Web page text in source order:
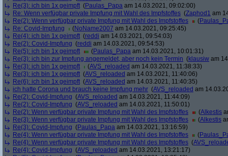
Re(3): ich bin 1x geimpft (Paulas_Papa am 14.03.2021, 09:02:00)
Re: Wenn verfügbar private Impfung mit Wahl des Impfstoffes (Zaphod1 am
Re(2): Wenn verfügbar private Impfung mit Wahl des Impfstoffes
(
Re: Covid-Impfung
(NoName2007 am 14.03.2021, 09:25:45)
Re(4): ich bin 1x geimpft (reddi am 14.03.2021, 09:54:03)
Re(2): Covid-Impfung (reddi am 14.03.2021, 09:54:53)
Re(5): ich bin 1x geimpft
(Paulas_Papa am 14.03.2021, 10:01:31)
Re(3): ich bin zur Impfung angemeldet, aber noch kein Termin (klausiw am
Re(3): ich bin 1x geimpft
(AVS_reloaded am 14.03.2021, 11:38:33)
Re(3): ich bin 1x geimpft (AVS_reloaded am 14.03.2021, 11:40:06)
Re(6): ich bin 1x geimpft (AVS_reloaded am 14.03.2021, 11:40:35)
ich hatte Corona und brauch keine Impfung mehr (AVS_reloaded am
Re(2): Covid-Impfung (AVS_reloaded am 14.03.2021, 11:44:09)
Re(2): Covid-Impfung (AVS_reloaded am 14.03.2021, 11:50:01)
Re(2): Wenn verfügbar private Impfung mit Wahl des Impfstoffes
(Alkestis
Re(3): Wenn verfügbar private Impfung mit Wahl des Impfstoffes
(Alkestis
Re(3): Covid-Impfung (Paulas_Papa am 14.03.2021, 13:16:59)
Re(4): Wenn verfügbar private Impfung mit Wahl des Impfstoffes
(
Re(4): Wenn verfügbar private Impfung mit Wahl des Impfstoffes (
Re(4): Covid-Impfung (AVS_reloaded am 14.03.2021, 13:21:17)